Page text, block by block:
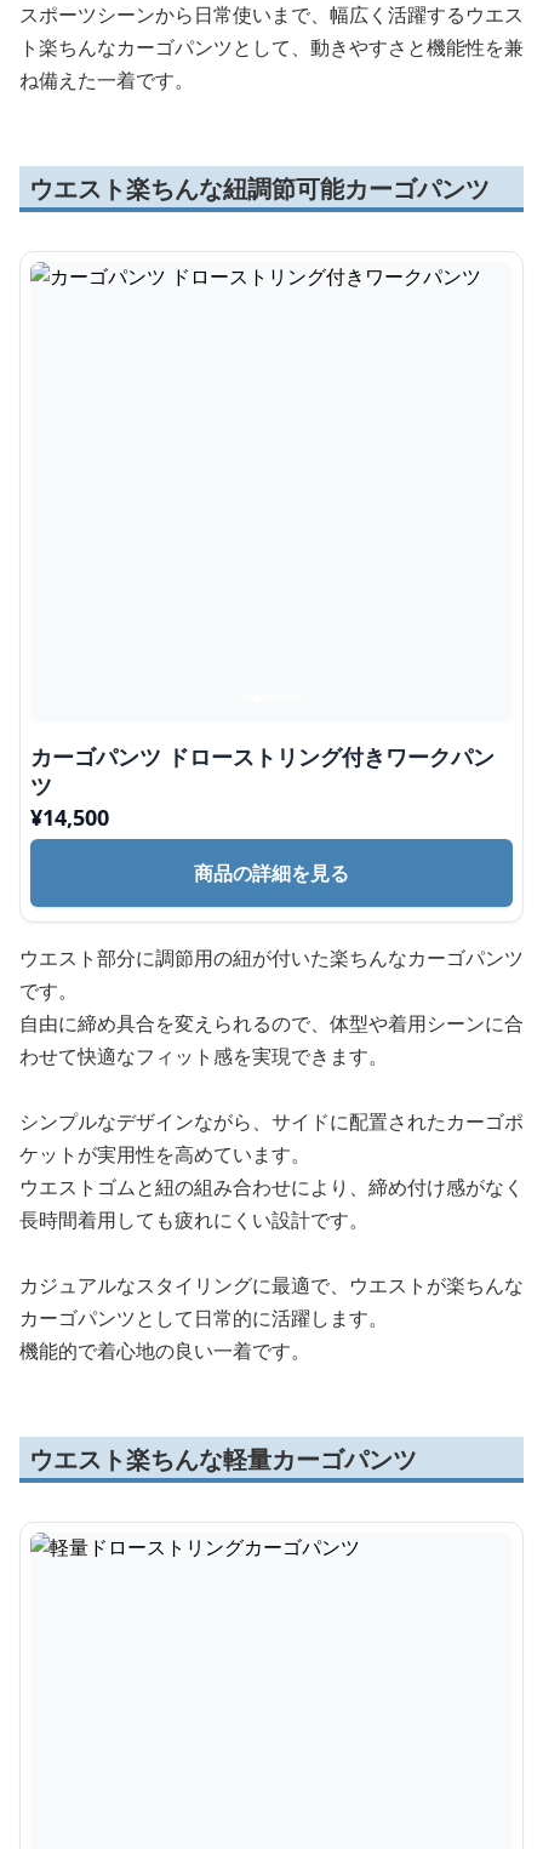
スポーツシーンから日常使いまで、幅広く活躍するウエス
ト楽ちんなカーゴパンツとして、動きやすさと機能性を兼
ね備えた一着です。
ウエスト楽ちんな紐調節可能カーゴパンツ
カーゴパンツ ドローストリング付きワークパン
ツ
¥14,500
商品の詳細を見る
ウエスト部分に調節用の紐が付いた楽ちんなカーゴパンツ
です。
自由に締め具合を変えられるので、体型や着用シーンに合
わせて快適なフィット感を実現できます。
シンプルなデザインながら、サイドに配置されたカーゴポ
ケットが実用性を高めています。
ウエストゴムと紐の組み合わせにより、締め付け感がなく
長時間着用しても疲れにくい設計です。
カジュアルなスタイリングに最適で、ウエストが楽ちんな
カーゴパンツとして日常的に活躍します。
機能的で着心地の良い一着です。
ウエスト楽ちんな軽量カーゴパンツ